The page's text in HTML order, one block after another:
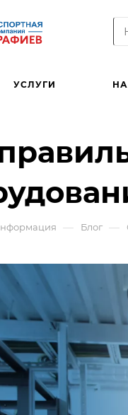
УСЛУГИ
— Блог —